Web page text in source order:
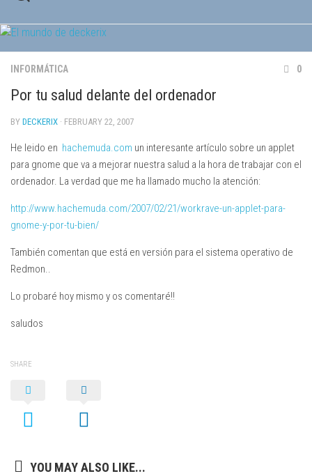
to
content
INFORMÁTICA 0
Por tu salud delante del ordenador
BY DECKERIX · FEBRUARY 22, 2007
He leido en hachemuda.com un interesante artículo sobre un applet
para gnome que va a mejorar nuestra salud a la hora de trabajar con el
ordenador. La verdad que me ha llamado mucho la atención:
http://www.hachemuda.com/2007/02/21/workrave-un-applet-para-
gnome-y-por-tu-bien/
También comentan que está en versión para el sistema operativo de
Redmon..
Lo probaré hoy mismo y os comentaré!!
saludos
SHARE
YOU MAY ALSO LIKE...